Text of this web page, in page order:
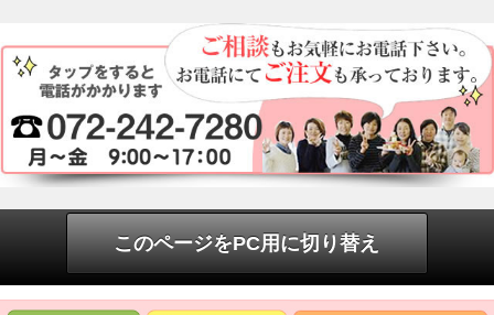
このページをPC用に切り替え